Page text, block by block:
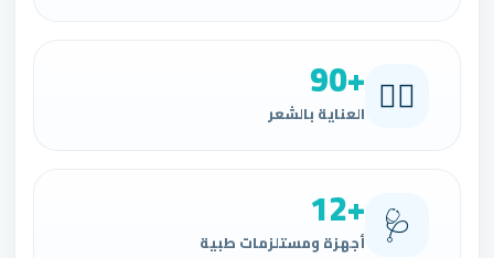
💇‍♀️
90+
العناية بالشعر
🩺
12+
أجهزة ومستلزمات طبية